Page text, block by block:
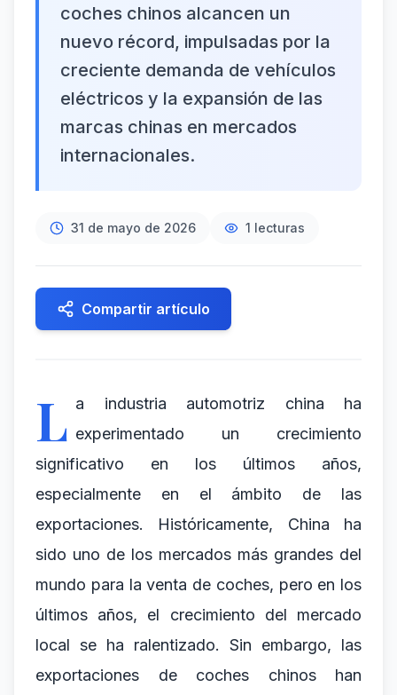
coches chinos alcancen un
nuevo récord, impulsadas por la
creciente demanda de vehículos
eléctricos y la expansión de las
marcas chinas en mercados
internacionales.
31 de mayo de 2026 1 lecturas
Compartir artículo
L a industria automotriz china ha
experimentado un crecimiento
significativo en los últimos años,
especialmente en el ámbito de las
exportaciones. Históricamente, China ha
sido uno de los mercados más grandes del
mundo para la venta de coches, pero en los
últimos años, el crecimiento del mercado
local se ha ralentizado. Sin embargo, las
exportaciones de coches chinos han